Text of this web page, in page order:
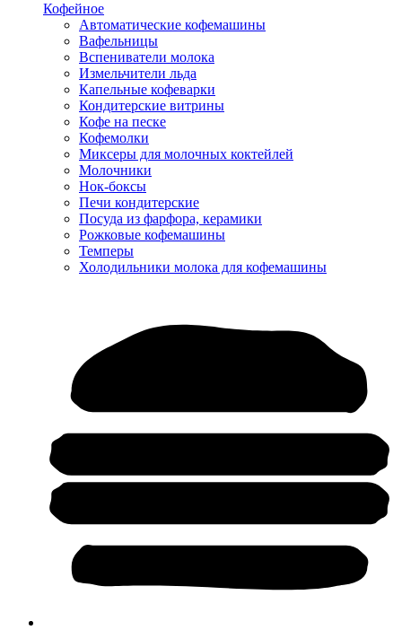
Кофейное
Автоматические кофемашины
Вафельницы
Вспениватели молока
Измельчители льда
Капельные кофеварки
Кондитерские витрины
Кофе на песке
Кофемолки
Миксеры для молочных коктейлей
Молочники
Нок-боксы
Печи кондитерские
Посуда из фарфора, керамики
Рожковые кофемашины
Темперы
Холодильники молока для кофемашины